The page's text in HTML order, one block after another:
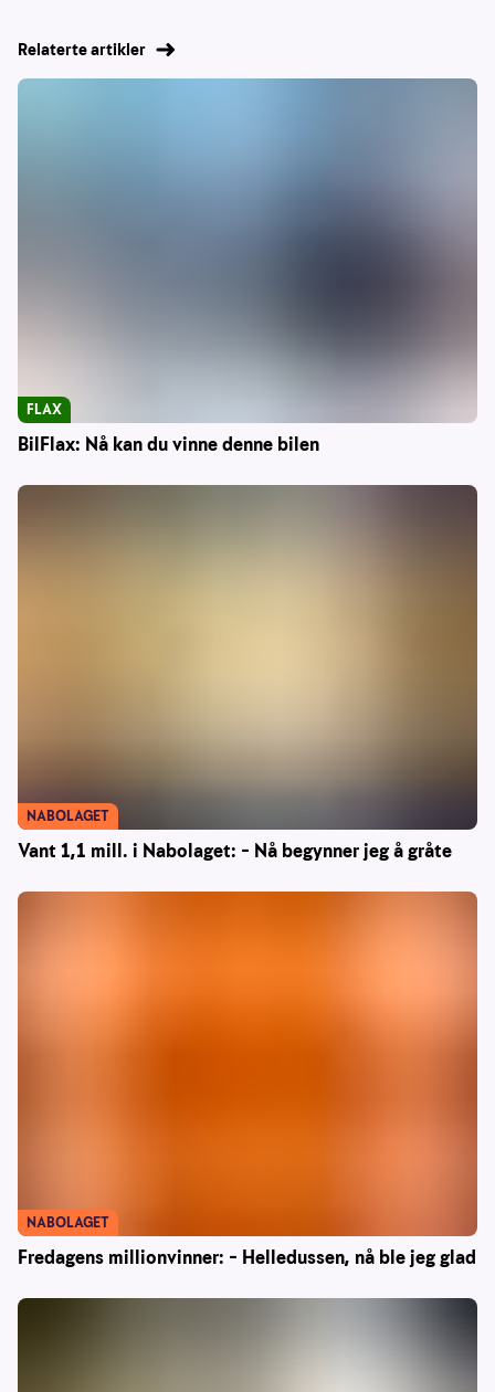
Relaterte artikler
BilFlax: Nå kan du vinne denne bilen
FLAX
Vant 1,1 mill. i Nabolaget: – Nå begynner jeg å gråte
NABOLAGET
Fredagens millionvinner: – Helledussen, nå ble jeg glad
NABOLAGET